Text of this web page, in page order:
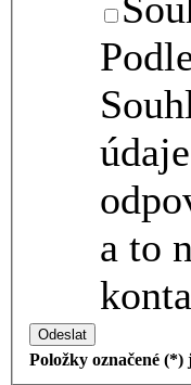
a to
Odeslat
Položky označené